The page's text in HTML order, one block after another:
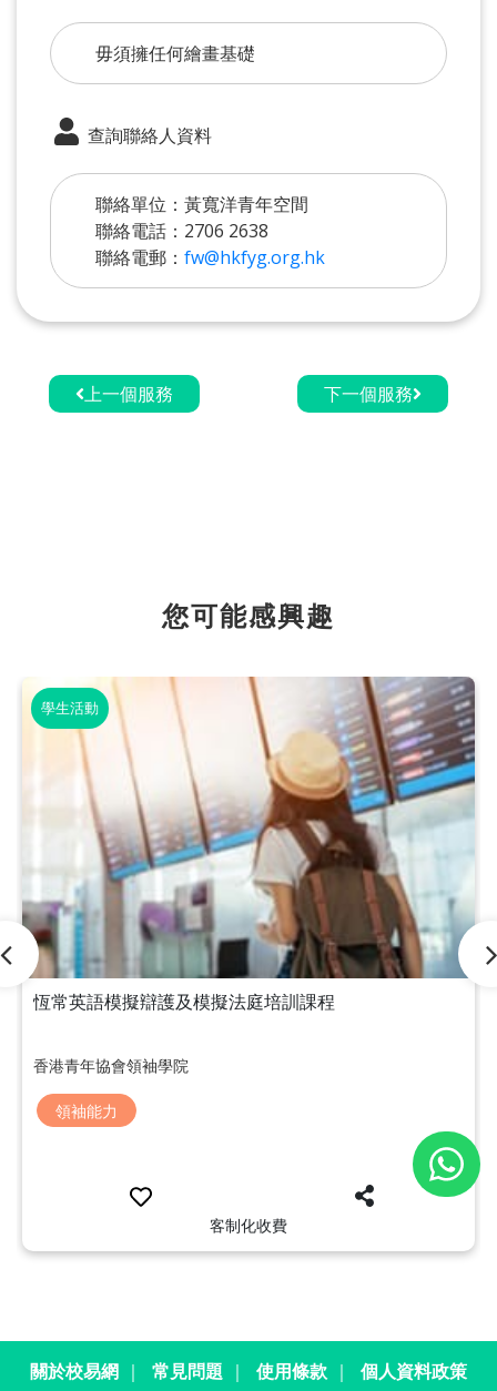
毋須擁任何繪畫基礎
查詢聯絡人資料
聯絡單位：黃寬洋青年空間
聯絡電話：2706 2638
聯絡電郵： fw@hkfyg.org.hk
上一個服務 下一個服務
您可能感興趣
學生活動
恆常英語模擬辯護及模擬法庭培訓課程
香港青年協會領袖學院
領袖能力
客制化收費
關於校易網 ｜ 常見問題 ｜ 使用條款 ｜ 個人資料政策